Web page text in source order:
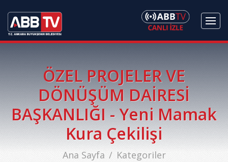
ÖZEL PROJELER VE
DÖNÜŞÜM DAİRESİ
BAŞKANLIĞI - Yeni Mamak
Kura Çekilişi
Ana Sayfa
Kategoriler